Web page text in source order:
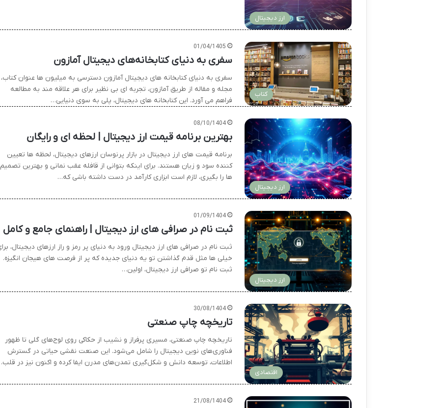
ارز دیجیتال
کتاب
01/04/1405
سفری به دنیای کتابخانه‌های دیجیتال آمازون
سفری به دنیای کتابخانه های دیجیتال آمازون دسترسی به میلیون ها عنوان کتاب،
مجله و مقاله از طریق آمازون، تجربه ای بی نظیر برای هر علاقه مند به مطالعه
فراهم می آورد. این کتابخانه های دیجیتال، پلی به سوی دنیایی…
ارز دیجیتال
08/10/1404
بهترین برنامه قیمت ارز دیجیتال | لحظه ای و رایگان
برنامه قیمت های ارز دیجیتال در بازار پرنوسان ارزهای دیجیتال، لحظه ها تعیین
کننده سود و زیان هستند. برای اینکه بتوانی از قافله عقب نمانی و بهترین تصمیم
ها را بگیری، لازم است ابزاری کارآمد در دست داشته باشی که…
ارز دیجیتال
01/09/1404
ثبت نام در صرافی های ارز دیجیتال | راهنمای جامع و کامل
ثبت نام در صرافی های ارز دیجیتال ورود به دنیای پر رمز و راز ارزهای دیجیتال،
خیلی ها مثل قدم گذاشتن تو یه دنیای جدیده که پر از فرصت های هیجان انگیزه.
ثبت نام تو صرافی ارز دیجیتال، اولین…
اقتصادی
30/08/1404
تاریخچه چاپ صنعتی
تاریخچه چاپ صنعتی، مسیری پرفراز و نشیب از حکاکی روی لوح‌های گلی تا ظهور
فناوری‌های نوین دیجیتال را شامل می‌شود. این صنعت نقشی حیاتی در گسترش
اطلاعات، توسعه دانش و شکل‌گیری تمدن‌های مدرن ایفا کرده و اکنون نیز در
21/08/1404